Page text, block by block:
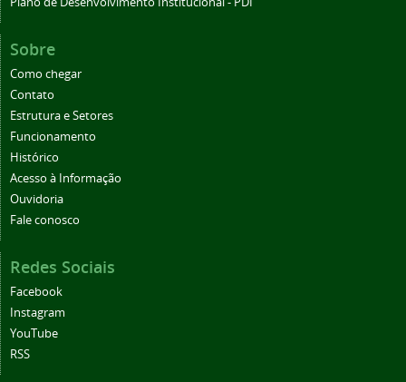
Sobre
Como chegar
Contato
Estrutura e Setores
Funcionamento
Histórico
Acesso à Informação
Ouvidoria
Fale conosco
Redes Sociais
Facebook
Instagram
YouTube
RSS